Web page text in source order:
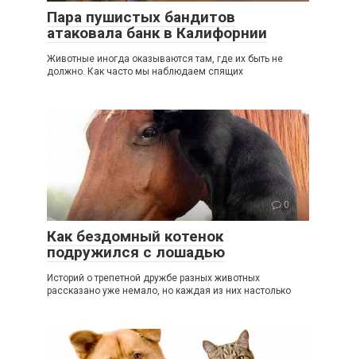
Пара пушистых бандитов
атаковала банк в Калифорнии
Животные иногда оказываются там, где их быть не
должно. Как часто мы наблюдаем спящих
0
Как бездомный котенок
подружился с лошадью
Историй о трепетной дружбе разных животных
рассказано уже немало, но каждая из них настолько